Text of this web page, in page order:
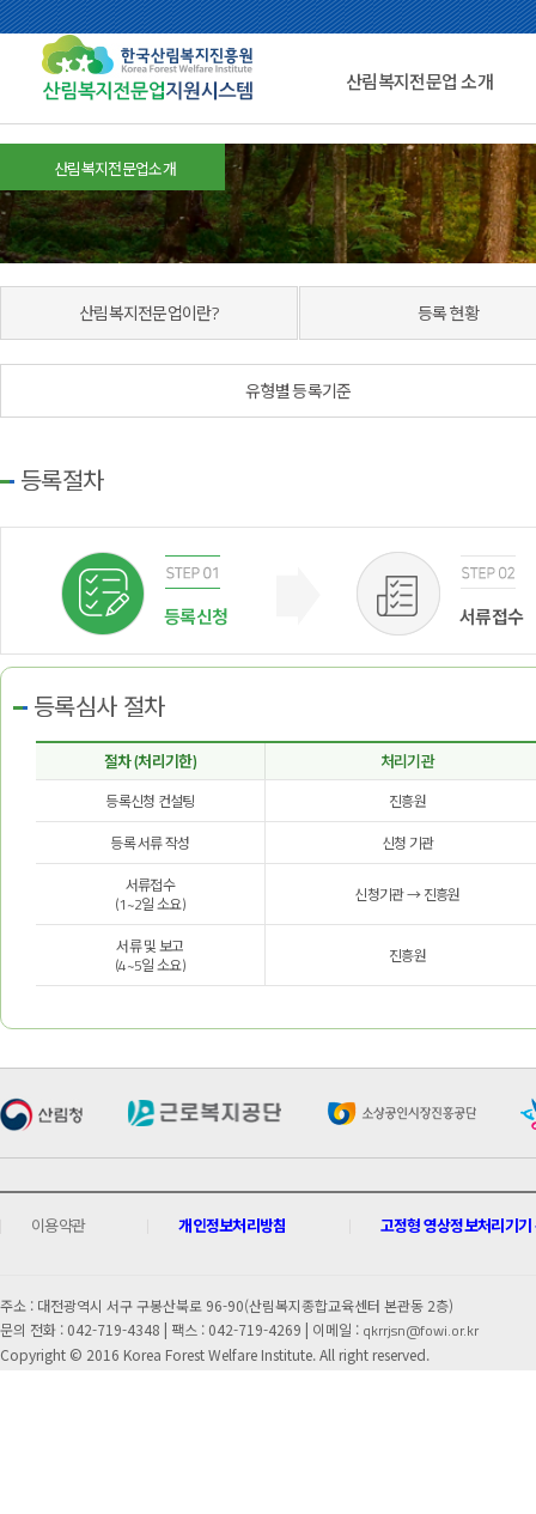
산림복지전문업 소개
산림복지전문업소개
산림복지전문업이란? 등록 현황
유형별 등록기준
등록절차
등록신청 서류접수
등록심사 절차
절차 (처리기한) 처리기관
등록신청 컨설팅
진흥원
등록 서류 작성
신청 기관
서류접수
(1~2일 소요)
신청기관 → 진흥원
서류 및 보고
(4~5일 소요)
진흥원
이용약관 개인정보처리방침 고정형 영상정보처리기기
주소 : 대전광역시 서구 구봉산북로 96-90(산림복지종합교육센터 본관동 2층)
문의 전화 : 042-719-4348 | 팩스 : 042-719-4269 | 이메일 : qkrrjsn@fowi.or.kr
Copyright © 2016 Korea Forest Welfare Institute. All right reserved.